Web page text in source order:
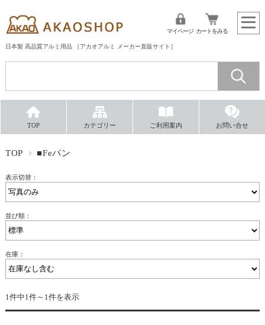
日本製 高品質アルミ用品 ［アカオアルミ メーカー直販サイト］
マイページ カートをみる
TOP カテゴリー ご利用案内 お問い合せ
TOP ■Feパン
表示切替：
並び順：
在庫：
1件中1件～1件を表示